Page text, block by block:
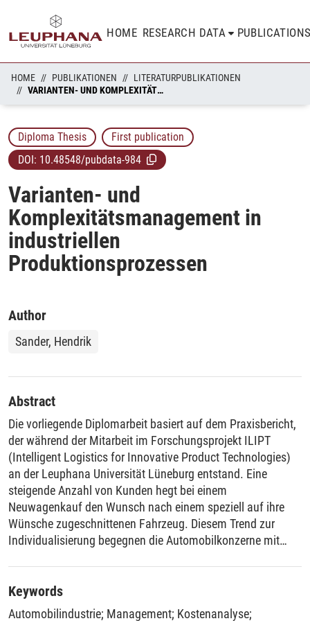
HOME RESEARCH DATA
HOME PUBLIKATIONEN
LITERATURPUBLIKATIONEN
VARIANTEN- UND KOMPLEXITÄTSMANAGEMENT IN INDUSTRIELLEN PRODUKTIONSPROZESSEN
Diploma Thesis
First publication
DOI: 10.48548/pubdata-984
Varianten- und
Komplexitätsmanagement in
industriellen
Produktionsprozessen
Author
Sander, Hendrik
Abstract
Die vorliegende Diplomarbeit basiert auf dem Praxisbericht,
der während der Mitarbeit im Forschungsprojekt ILIPT
(Intelligent Logistics for Innovative Product Technologies)
an der Leuphana Universität Lüneburg entstand. Eine
steigende Anzahl von Kunden hegt bei einem
Neuwagenkauf den Wunsch nach einem speziell auf ihre
Wünsche zugeschnittenen Fahrzeug. Diesem Trend zur
Individualisierung begegnen die Automobilkonzerne mit
zur Kostenvermeidung besteht, rückt das Management von
Varianten und der daraus resultierenden Komplexität, immer
Keywords
Automobilindustrie; Management; Kostenanalyse;